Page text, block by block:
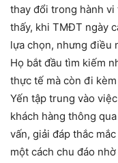
thay đổi trong hành vi
thấy, khi TMĐT ngày
lựa chọn, nhưng điều
Họ bắt đầu tìm kiếm
thực tế mà còn đi
Yến tập trung vào
khách hàng thông
vấn, giải đáp thắc
một cách chu đáo